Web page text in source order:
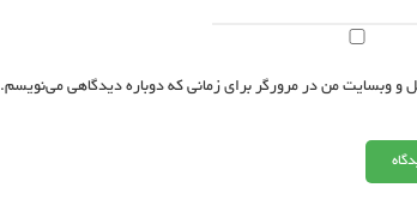
و وبسایت من در مرورگر برای زمانی که دوباره دیدگاهی می‌نویسم.